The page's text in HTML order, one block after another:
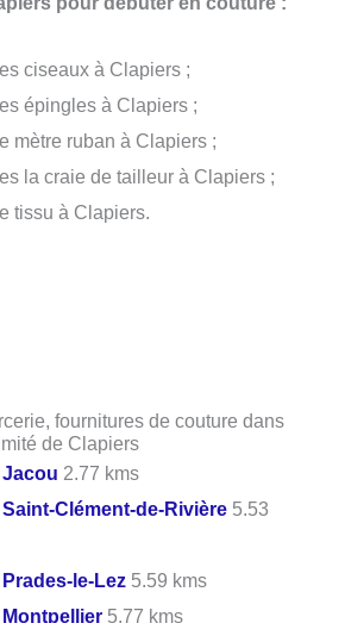
ciseaux à Clapiers ;
épingles à Clapiers ;
mètre ruban à Clapiers ;
la craie de tailleur à Clapiers ;
tissu à Clapiers.
fournitures de couture dans
de Clapiers
Jacou 2.77 kms
Saint-Clément-de-Rivière 5.53
Prades-le-Lez 5.59 kms
Montpellier 5.77 kms